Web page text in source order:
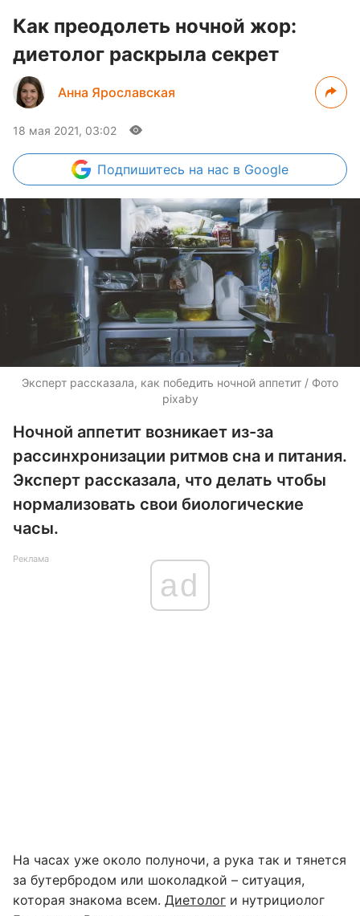
Как преодолеть ночной жор:
диетолог раскрыла секрет
Анна Ярославская
18 мая 2021, 03:02
Подпишитесь на нас в Google
Эксперт рассказала, как победить ночной аппетит / Фото
pixaby
Ночной аппетит возникает из-за
рассинхронизации ритмов сна и питания.
Эксперт рассказала, что делать чтобы
нормализовать свои биологические
часы.
Реклама
ad
На часах уже около полуночи, а рука так и тянется
за бутербродом или шоколадкой – ситуация,
которая знакома всем. Диетолог и нутрициолог